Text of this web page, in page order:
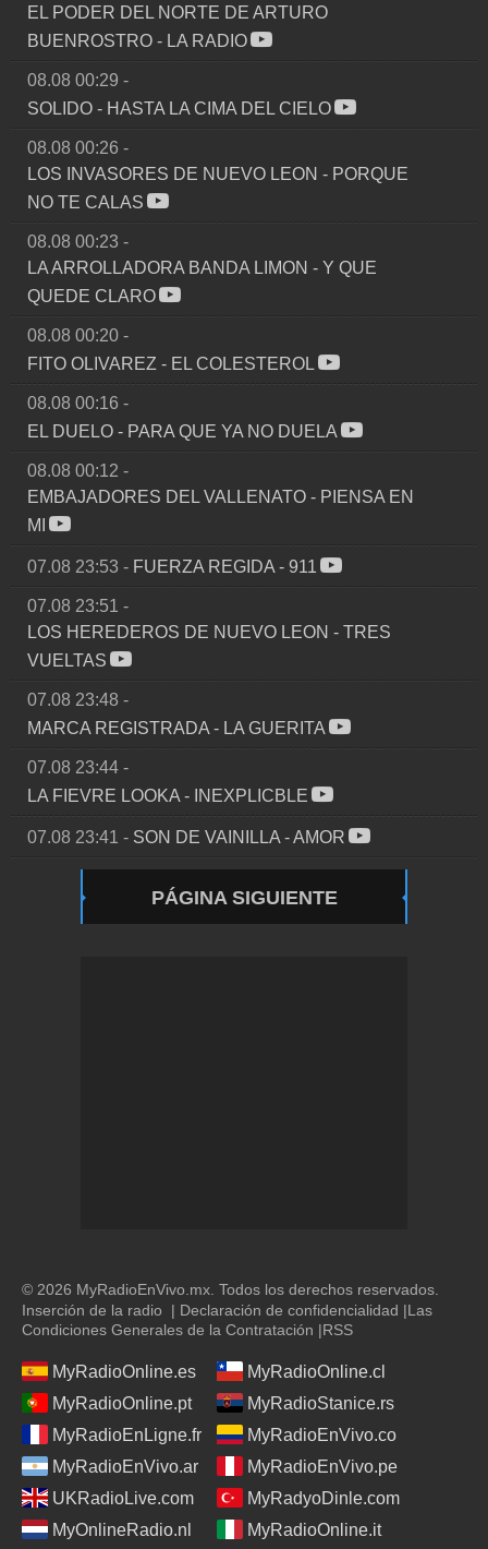
EL PODER DEL NORTE DE ARTURO
BUENROSTRO - LA RADIO
08.08 00:29 -
SOLIDO - HASTA LA CIMA DEL CIELO
08.08 00:26 -
LOS INVASORES DE NUEVO LEON - PORQUE
NO TE CALAS
08.08 00:23 -
LA ARROLLADORA BANDA LIMON - Y QUE
QUEDE CLARO
08.08 00:20 -
FITO OLIVAREZ - EL COLESTEROL
08.08 00:16 -
EL DUELO - PARA QUE YA NO DUELA
08.08 00:12 -
EMBAJADORES DEL VALLENATO - PIENSA EN
MI
07.08 23:53 - FUERZA REGIDA - 911
07.08 23:51 -
LOS HEREDEROS DE NUEVO LEON - TRES
VUELTAS
07.08 23:48 -
MARCA REGISTRADA - LA GUERITA
07.08 23:44 -
LA FIEVRE LOOKA - INEXPLICBLE
07.08 23:41 - SON DE VAINILLA -AMOR
PÁGINA SIGUIENTE
© 2026 MyRadioEnVivo.mx. Todos los derechos reservados.
Inserción de la radio | Declaración de confidencialidad |Las
Condiciones Generales de la Contratación |RSS
MyRadioOnline.es
MyRadioOnline.cl
MyRadioOnline.pt
MyRadioStanice.rs
MyRadioEnLigne.fr
MyRadioEnVivo.co
MyRadioEnVivo.ar
MyRadioEnVivo.pe
UKRadioLive.com
MyRadyoDinle.com
MyOnlineRadio.nl
MyRadioOnline.it